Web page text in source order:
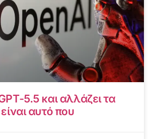
5.5 και αλλάζει τα
αυτό που